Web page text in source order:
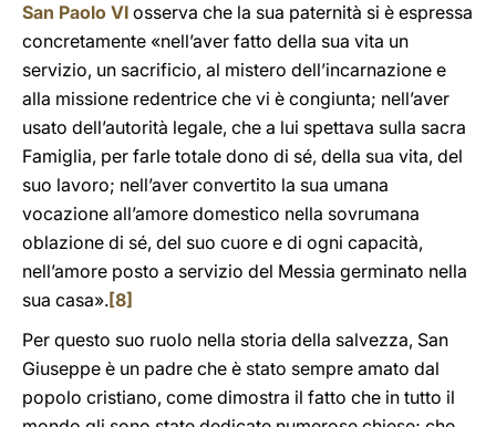
San Paolo VI osserva che la sua paternità si è espressa
concretamente «nell’aver fatto della sua vita un
servizio, un sacrificio, al mistero dell’incarnazione e
alla missione redentrice che vi è congiunta; nell’aver
usato dell’autorità legale, che a lui spettava sulla sacra
Famiglia, per farle totale dono di sé, della sua vita, del
suo lavoro; nell’aver convertito la sua umana
vocazione all’amore domestico nella sovrumana
oblazione di sé, del suo cuore e di ogni capacità,
nell’amore posto a servizio del Messia germinato nella
sua casa».[8]
Per questo suo ruolo nella storia della salvezza, San
Giuseppe è un padre che è stato sempre amato dal
popolo cristiano, come dimostra il fatto che in tutto il